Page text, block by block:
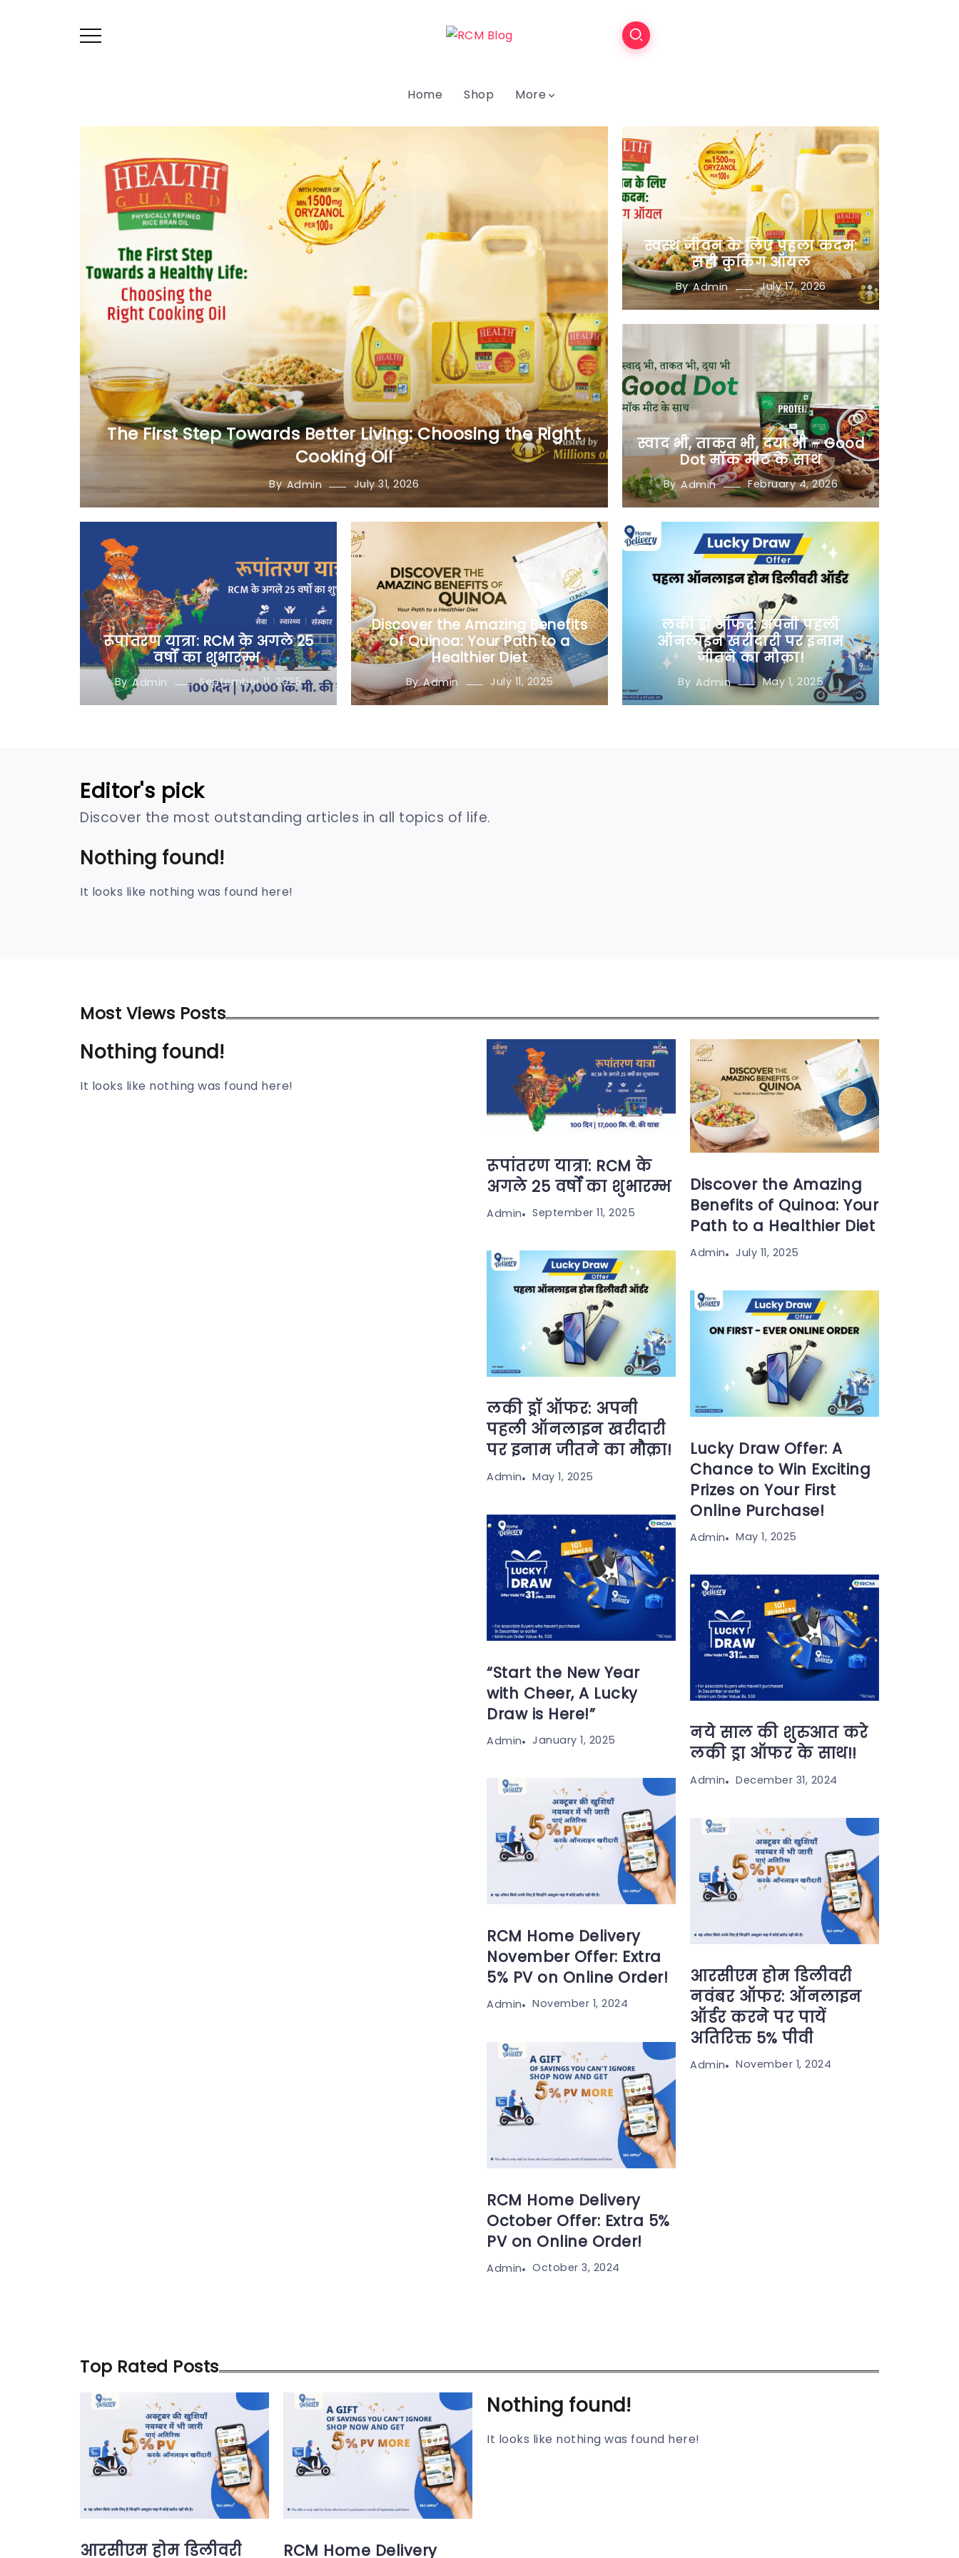
Home Shop More
The First Step Towards Better Living: Choosing the Right
Cooking Oil
By Admin July 31, 2026
स्वस्थ जीवन के लिए पहला कदम:
सही कुकिंग ऑयल
By Admin July 17, 2026
स्वाद भी, ताकत भी, दया भी – Good
Dot मॉक मीट के साथ
By Admin February 4, 2026
रूपांतरण यात्रा: RCM के अगले 25
वर्षों का शुभारम्भ
By Admin September 11, 2025
Discover the Amazing Benefits
of Quinoa: Your Path to a
Healthier Diet
By Admin July 11, 2025
लकी ड्रॉ ऑफर: अपनी पहली
ऑनलाइन खरीदारी पर इनाम
जीतने का मौक़ा!
By Admin May 1, 2025
Editor's pick
Discover the most outstanding articles in all topics of life.
Nothing found!
It looks like nothing was found here!
Most Views Posts
Nothing found!
It looks like nothing was found here!
रूपांतरण यात्रा: RCM के
अगले 25 वर्षों का शुभारम्भ
Admin September 11, 2025
Discover the Amazing
Benefits of Quinoa: Your
Path to a Healthier Diet
Admin July 11, 2025
लकी ड्रॉ ऑफर: अपनी
पहली ऑनलाइन खरीदारी
पर इनाम जीतने का मौक़ा!
Admin May 1, 2025
Lucky Draw Offer: A
Chance to Win Exciting
Prizes on Your First
Online Purchase!
Admin May 1, 2025
“Start the New Year
with Cheer, A Lucky
Draw is Here!”
Admin January 1, 2025
नये साल की शुरुआत करे
लकी ड्रा ऑफर के साथ!!
Admin December 31, 2024
RCM Home Delivery
November Offer: Extra
5% PV on Online Order!
Admin November 1, 2024
आरसीएम होम डिलीवरी
नवंबर ऑफर: ऑनलाइन
ऑर्डर करने पर पायें
अतिरिक्त 5% पीवी
Admin November 1, 2024
RCM Home Delivery
October Offer: Extra 5%
PV on Online Order!
Admin October 3, 2024
Top Rated Posts
आरसीएम होम डिलीवरी RCM Home Delivery
Nothing found!
It looks like nothing was found here!